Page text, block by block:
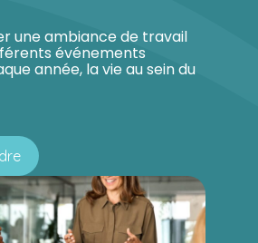
une ambiance de travail
événements
année, la vie au sein du